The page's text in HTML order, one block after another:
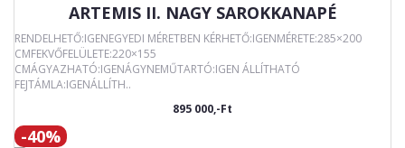
ARTEMIS II. NAGY SAROKKANAPÉ
RENDELHETŐ:IGENEGYEDI MÉRETBEN KÉRHETŐ:IGENMÉRETE:285×200
CMFEKVŐFELÜLETE:220×155
CMÁGYAZHATÓ:IGENÁGYNEMŰTARTÓ:IGEN ÁLLÍTHATÓ
FEJTÁMLA:IGENÁLLÍTH..
895 000,-Ft
-40%